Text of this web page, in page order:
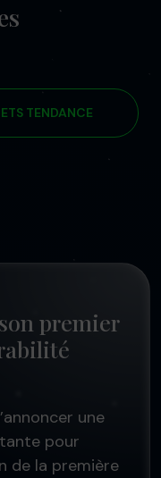
TENDANCE
premier
une
pour
de la première